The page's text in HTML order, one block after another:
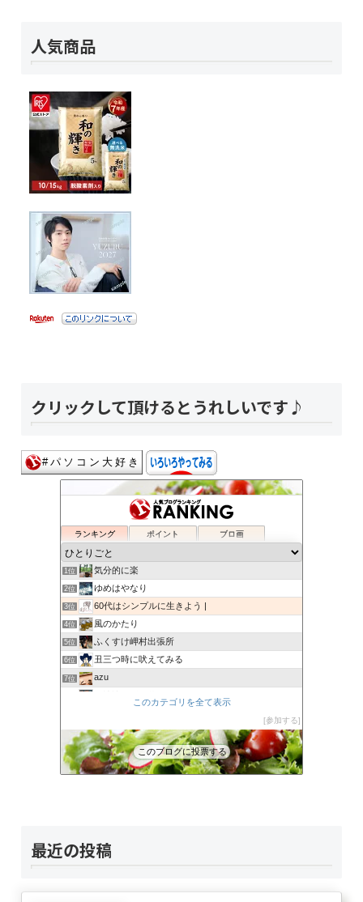
人気商品
クリックして頂けるとうれしいです♪
ランキング ポイント ブロ画
1位 気分的に楽
2位 ゆめはやなり
3位 60代はシンプルに生きよう |
4位 風のかたり
5位 ふくすけ岬村出張所
6位 丑三つ時に吠えてみる
7位 azu
10位 Eden
11位 呑気じじいのひとり言
12位 大人しくしょ!
このカテゴリを全て表示
参加する
このブログに投票する
最近の投稿